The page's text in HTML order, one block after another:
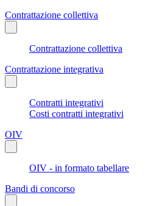
Contrattazione collettiva
Contrattazione collettiva
Contrattazione integrativa
Contratti integrativi
Costi contratti integrativi
OIV
OIV - in formato tabellare
Bandi di concorso